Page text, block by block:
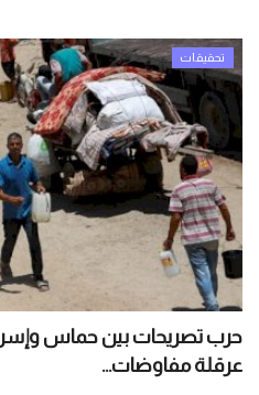
تحقيقات
حرب تصريحات بين حماس
عرقلة مفاوضات...